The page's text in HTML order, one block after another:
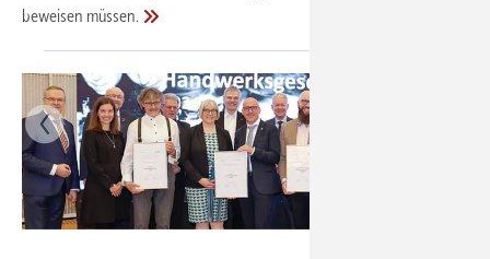
beweisen müssen.